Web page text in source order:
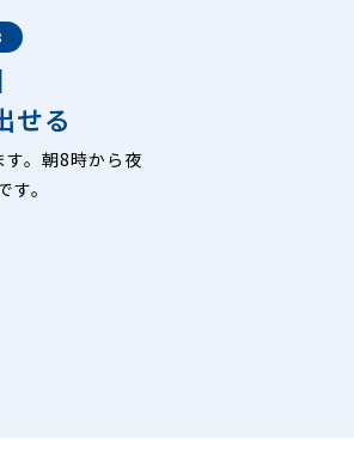
せる
。朝8時から夜
。